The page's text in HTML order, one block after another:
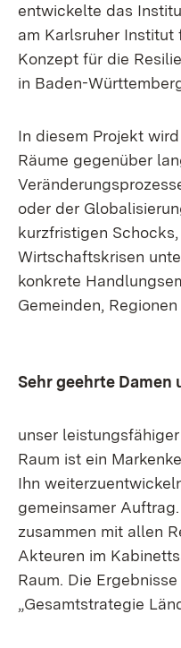
entwickelte das
am Karlsruher Institut
Konzept für die
in Baden-
In diesem Projekt
Räume gegenüber
oder der
kurzfristigen
Wirtschaftskrisen
konkrete
Gemeinden,
Sehr geehrte Damen
unser
Raum ist ein
Ihn
gemeinsamer
zusammen mit allen
Akteuren im
Raum. Die
„Gesamtstrategie